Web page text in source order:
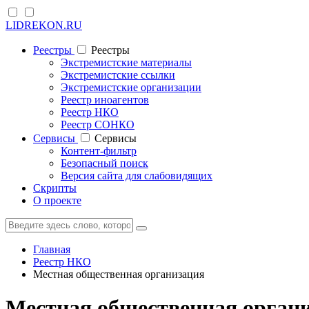
LIDREKON.RU
Реестры
Реестры
Экстремистские материалы
Экстремистские ссылки
Экстремистские организации
Реестр иноагентов
Реестр НКО
Реестр СОНКО
Cервисы
Cервисы
Контент-фильтр
Безопасный поиск
Версия сайта для слабовидящих
Скрипты
О проекте
Главная
Реестр НКО
Местная общественная организация